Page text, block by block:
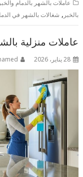
عاملات بالشهر بالدمام والخبر
بالخبر , شغالات بالشهر في
عاملات منزلية بالشهر
28 يناير، 2026